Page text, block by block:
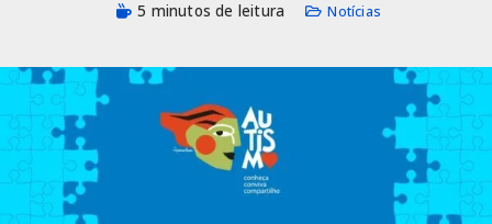
5 minutos de leitura
Notícias